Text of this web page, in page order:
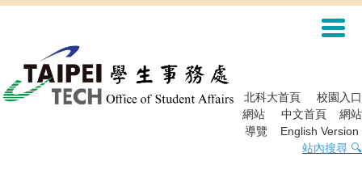
內
容
北科大首頁
校園入口
網站
中文首頁
網站
導覽
English Version
站內搜尋 🔍